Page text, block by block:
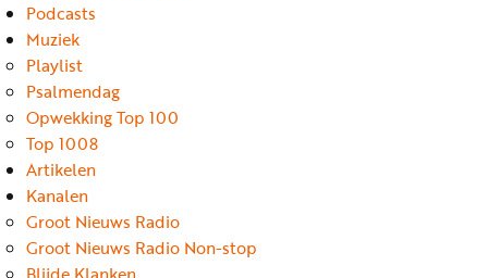
Podcasts
Muziek
Playlist
Psalmendag
Opwekking Top 100
Top 1008
Artikelen
Kanalen
Groot Nieuws Radio
Groot Nieuws Radio Non-stop
Artikelen
Kanalen
Steun
onze
missie
Info